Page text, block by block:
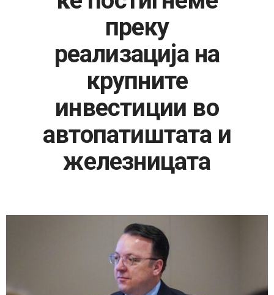
ЖИВОТ
преку
реализација на
крупните
инвестиции во
автопатиштата и
железницата